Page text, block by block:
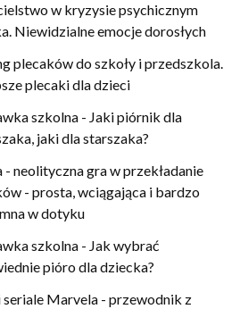
w kryzysie psychicznym
Niewidzialne emocje dorosłych
plecaków do szkoły i przedszkola.
plecaki dla dzieci
szkolna - Jaki piórnik dla
jaki dla starszaka?
- neolityczna gra w przekładanie
- prosta, wciągająca i bardzo
w dotyku
szkolna - Jak wybrać
pióro dla dziecka?
seriale Marvela - przewodnik z